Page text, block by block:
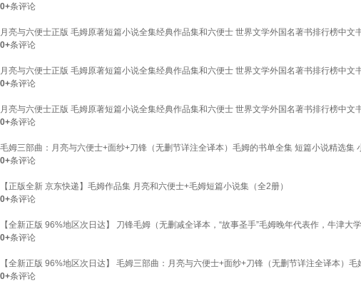
0+条评论
月亮与六便士正版 毛姆原著短篇小说全集经典作品集和六便士 世界文学外国名著书排行榜中
0+条评论
月亮与六便士正版 毛姆原著短篇小说全集经典作品集和六便士 世界文学外国名著书排行榜中
0+条评论
月亮与六便士正版 毛姆原著短篇小说全集经典作品集和六便士 世界文学外国名著书排行榜中
0+条评论
毛姆三部曲：月亮与六便士+面纱+刀锋（无删节详注全译本）毛姆的书单全集 短篇小说精选集
0+条评论
【正版全新 京东快递】毛姆作品集 月亮和六便士+毛姆短篇小说集（全2册）
0+条评论
【全新正版 96%地区次日达】 刀锋毛姆（无删减全译本，“故事圣手”毛姆晚年代表作，牛津
0+条评论
【全新正版 96%地区次日达】 毛姆三部曲：月亮与六便士+面纱+刀锋（无删节详注全译本）
0+条评论